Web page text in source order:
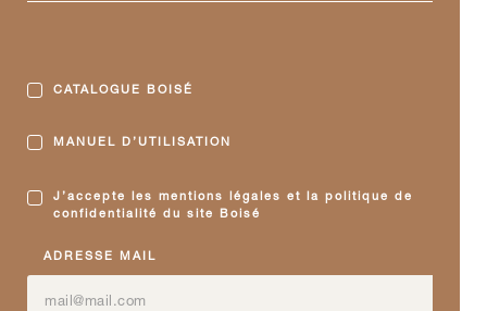
CATALOGUE BOISÉ
MANUEL D’UTILISATION
J’accepte les mentions légales et la politique de
confidentialité du site Boisé
ADRESSE MAIL